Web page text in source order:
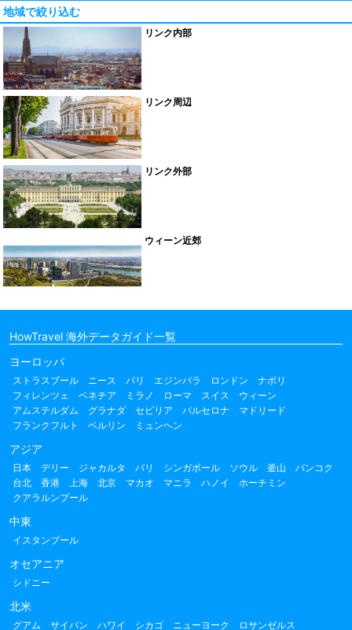
地域で絞り込む
リンク内部
リンク周辺
リンク外部
ウィーン近郊
HowTravel 海外データガイド一覧
ヨーロッパ
ストラスブール ニース パリ エジンバラ ロンドン
ナポリ
フィレンツェ
ベネチア ミラノ ローマ スイス
ウィーン
アムステルダム
グラナダ セビリア バルセロナ
マドリード
フランクフルト
ベルリン ミュンヘン
アジア
日本 デリー ジャカルタ バリ シンガポール ソウル 釜山
バンコク
台北
香港 上海 北京 マカオ マニラ ハノイ
ホーチミン
クアラルンプール
中東
イスタンブール
オセアニア
シドニー
北米
グアム サイパン ハワイ シカゴ ニューヨーク ロサンゼルス